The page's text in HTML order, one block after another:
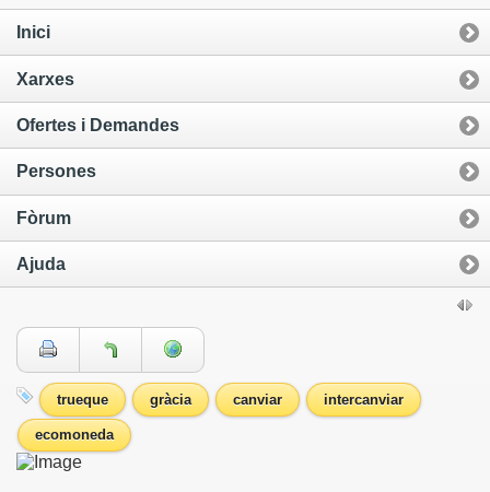
Inici
Xarxes
Ofertes i Demandes
Persones
Fòrum
Ajuda
trueque gràcia canviar intercanviar
ecomoneda